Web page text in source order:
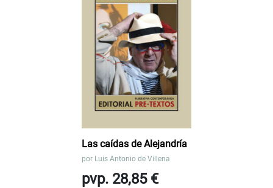
Las caídas de Alejandría
por Luis Antonio de Villena
pvp. 28,85 €